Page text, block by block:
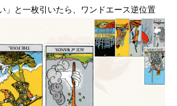
」と一枚引いたら、ワンドエース逆位置